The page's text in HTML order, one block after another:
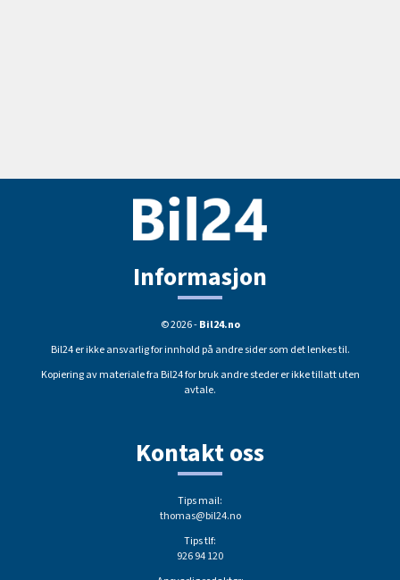
Informasjon
© 2026 -Bil24.no
Bil24 er ikke ansvarlig for innhold på andre sider som det lenkes til.
Kopiering av materiale fra Bil24 for bruk andre steder er ikke tillatt uten
avtale.
Kontakt oss
Tips mail:
thomas@bil24.no
Tips tlf:
926 94 120